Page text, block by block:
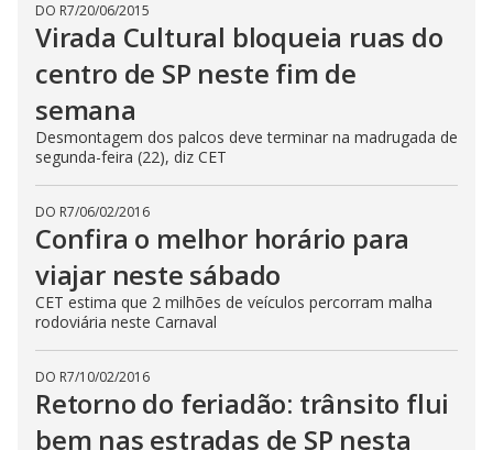
DO R7/20/06/2015
Virada Cultural bloqueia ruas do
centro de SP neste fim de
semana
Desmontagem dos palcos deve terminar na madrugada de
segunda-feira (22), diz CET
DO R7/06/02/2016
Confira o melhor horário para
viajar neste sábado
CET estima que 2 milhões de veículos percorram malha
rodoviária neste Carnaval
DO R7/10/02/2016
Retorno do feriadão: trânsito flui
bem nas estradas de SP nesta